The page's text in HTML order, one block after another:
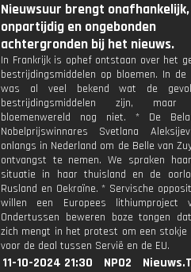
Nieuwsuur brengt onafhankelijk,
onpartijdig en ongebonden
achtergronden bij het nieuws.
In Frankrijk is ophef ontstaan over het
bestrijdingsmiddelen op bloemen. In de
was al veel bekend wat de
bestrijdingsmiddelen zijn,
bloemenwereld nog niet. * De
Nobelprijswinnares Svetlana
onlangs in Nederland om de Belle van
ontvangst te nemen. We spraken
situatie in haar thuisland en de
Rusland en Oekraïne. * Servische
willen een Europees lithiumproject
Ondertussen beweren boze tongen
zich mengt in het protest om een
voor de deal tussen Servië en de EU.
11-10-2024 21:30 NPO2